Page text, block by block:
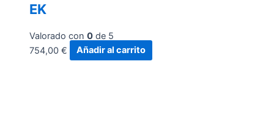
EK
Valorado con 0 de 5
754,00 € Añadir al carrito